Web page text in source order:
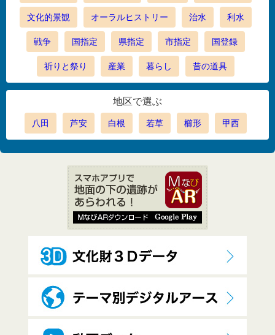
文化的景観 オーラルヒストリー 治水 利水
戦争 国指定 県指定 市指定 国登録
祈りと祭り 産業 暮らし 昔の道具
地区で選ぶ
八田 芦安 白根 若草 櫛形 甲西